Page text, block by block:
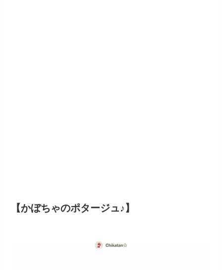
【かぼちゃのポタージュ♪】